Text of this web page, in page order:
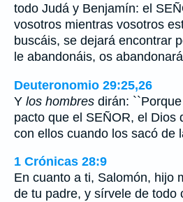
todo Judá y Benjamín: el
vosotros mientras vosotros
buscáis, se dejará encontrar
le abandonáis, os
Deuteronomio 29:25,26
Y los hombres dirán:
pacto que el SEÑOR, el Dios
con ellos cuando los sacó de
1 Crónicas 28:9
En cuanto a ti, Salomón, hijo
de tu padre, y sírvele de todo